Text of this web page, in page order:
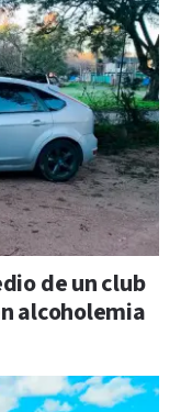
de un club
alcoholemia